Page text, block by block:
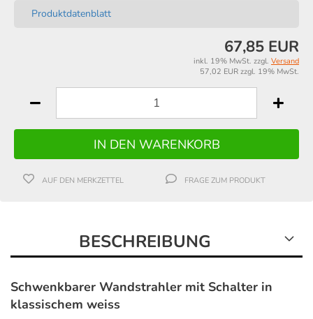
Produktdatenblatt
67,85 EUR
inkl. 19% MwSt. zzgl. Versand
57,02 EUR zzgl. 19% MwSt.
AUF DEN MERKZETTEL FRAGE ZUM PRODUKT
BESCHREIBUNG
Schwenkbarer Wandstrahler mit Schalter in
klassischem weiss